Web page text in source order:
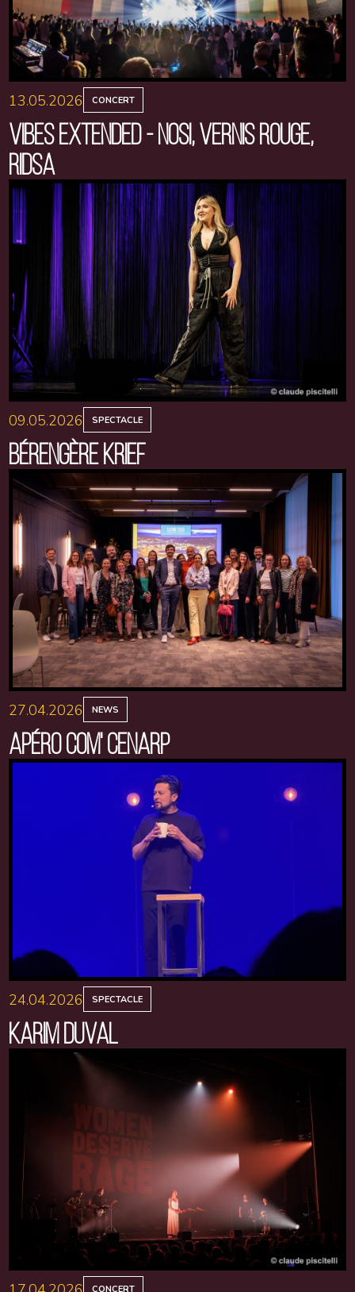
13.05.2026 CONCERT
VIBES EXTENDED - NOSI, VERNIS ROUGE,
RIDSA
09.05.2026 SPECTACLE
BÉRENGÈRE KRIEF
27.04.2026 NEWS
APÉRO COM' CENARP
24.04.2026 SPECTACLE
KARIM DUVAL
CONCERT